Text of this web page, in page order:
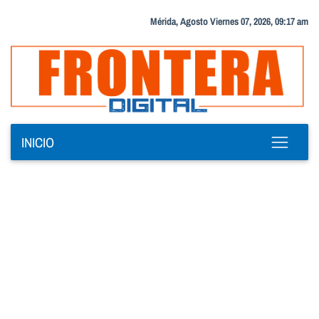
Mérida, Agosto Viernes 07, 2026, 09:17 am
INICIO